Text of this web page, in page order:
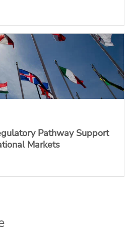
Pathway Support
Markets